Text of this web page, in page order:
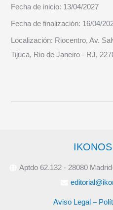
Fecha de inicio: 13/04/2027
Fecha de finalización: 16/04/
Localización: Riocentro, Av.
Tijuca, Rio de Janeiro - RJ,
Aptdo 62.132 - 28080
Aviso Legal –